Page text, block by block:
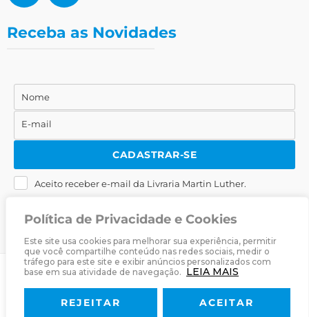
Política de Privacidade e Cookies
Este site usa cookies para melhorar sua experiência, permitir
que você compartilhe conteúdo nas redes sociais, medir o
tráfego para este site e exibir anúncios personalizados com
base em sua atividade de navegação. LEIA MAIS
REJEITAR ACEITAR
Receba as Novidades
Nome
Nome
E-
mail
E-mail
CADASTRAR-SE
Aceito receber e-mail da Livraria Martin Luther.
Livraria Martin Luther· Desenvolvido porZwei Arts
Livraria Política de Privacidade Termos & Condições